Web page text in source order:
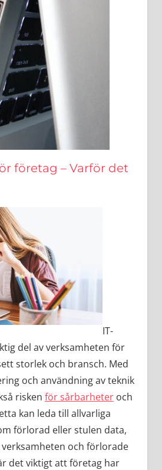
företag – Varför det
IT-
del av verksamheten för
storlek och bransch. Med
och användning av teknik
risken för sårbarheteroch
kan leda till allvarliga
förlorad eller stulen data,
och förlorade
det viktigt att företag har